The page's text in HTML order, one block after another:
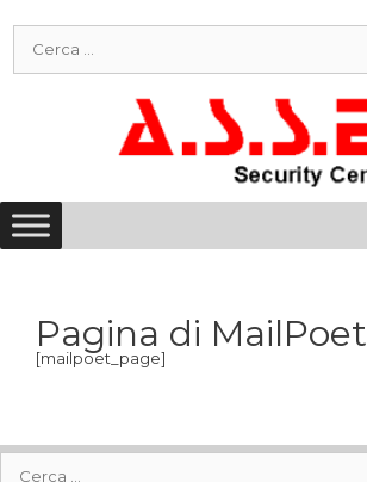
Pagina di MailPoet
[mailpoet_page]
Ricerca